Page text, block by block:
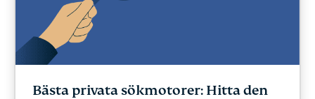
Bästa privata sökmotorer: Hitta den